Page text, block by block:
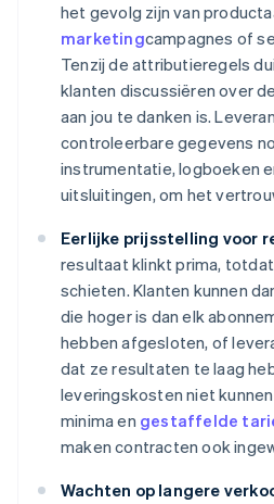
het gevolg zijn van
marketingcampagnes of
Tenzij de attributieregels
klanten discussiëren over
aan jou te danken is.
controleerbare gegevens
instrumentatie, logboeken
uitsluitingen, om het
Eerlijke prijsstelling voor
resultaat klinkt prima,
schieten. Klanten kunnen
die hoger is dan elk
hebben afgesloten, of
dat ze resultaten te laag
leveringskosten niet
minima en gestaffelde
maken contracten ook
Wachten op langere